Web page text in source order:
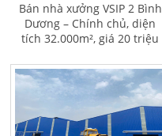
Bán nhà xưởng VSIP 2 Bình
Dương – Chính chủ, diện
tích 32.000m², giá 20 triệu